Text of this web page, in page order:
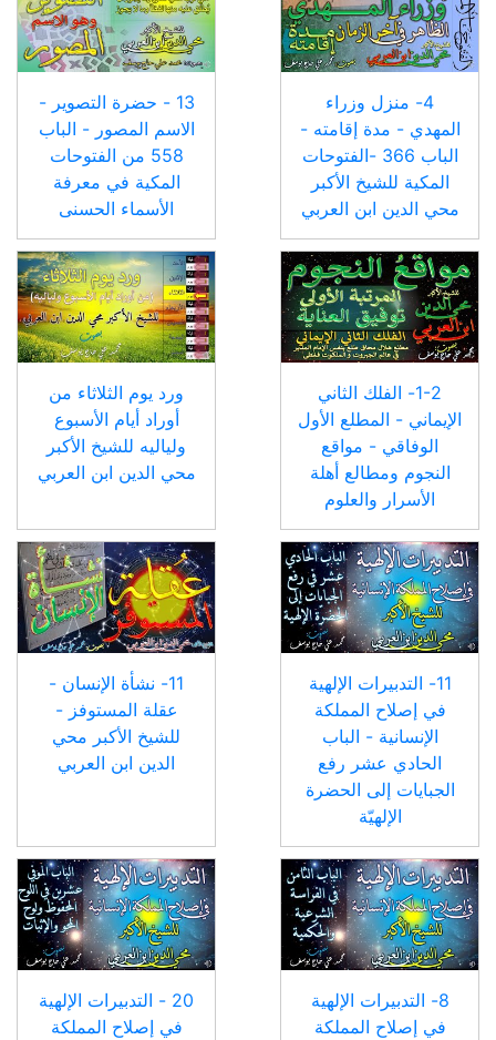
4- منزل وزراء
المهدي - مدة إقامته -
الباب 366 -الفتوحات
المكية للشيخ الأكبر
محي الدين ابن العربي
13 - حضرة التصوير -
الاسم المصور - الباب
558 من الفتوحات
المكية في معرفة
الأسماء الحسنى
1-2- الفلك الثاني
الإيماني - المطلع الأول
الوفاقي - مواقع
النجوم ومطالع أهلة
الأسرار والعلوم
ورد يوم الثلاثاء من
أوراد أيام الأسبوع
ولياليه للشيخ الأكبر
محي الدين ابن العربي
11- التدبيرات الإلهية
في إصلاح المملكة
الإنسانية - الباب
الحادي عشر رفع
الجبايات إلى الحضرة
الإلهيّة
11- نشأة الإنسان -
عقلة المستوفز -
للشيخ الأكبر محي
الدين ابن العربي
8- التدبيرات الإلهية
في إصلاح المملكة
20 - التدبيرات الإلهية
في إصلاح المملكة